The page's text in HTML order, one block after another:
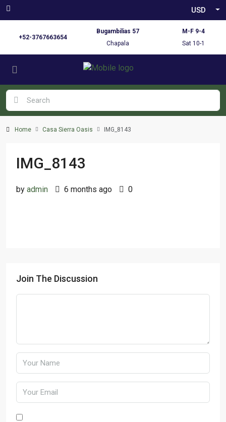
USD
+52-3767663654
Bugambilias 57
Chapala
M-F 9-4
Sat 10-1
Home Casa Sierra Oasis IMG_8143
IMG_8143
by admin 6 months ago 0
Join The Discussion